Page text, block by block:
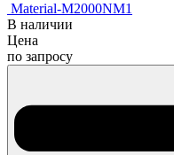
Material-M2000NM1
В наличии
Цена
по запросу